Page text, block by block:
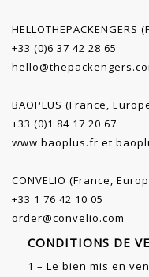
+33 (0)6 37 42 28 65
BAOPLUS (France,
+33 (0)1 84 17 20 67
www.baoplus.fr et
CONVELIO (France,
+33 1 76 42 10 05
order@convelio.com
CONDITIONS DE
1 – Le bien mis en